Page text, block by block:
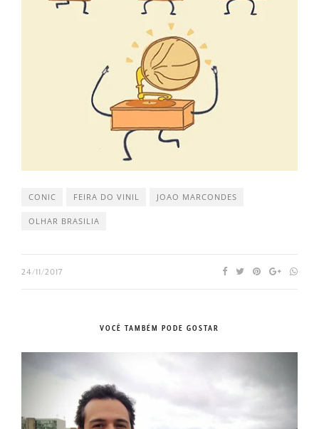
CONIC FEIRA DO VINIL JOAO MARCONDES
OLHAR BRASILIA
24/11/2017
VOCÊ TAMBÉM PODE GOSTAR